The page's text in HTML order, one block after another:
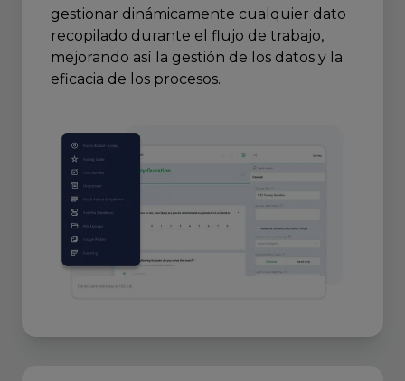
gestionar dinámicamente cualquier dato
recopilado durante el flujo de trabajo,
mejorando así la gestión de los datos y la
eficacia de los procesos.